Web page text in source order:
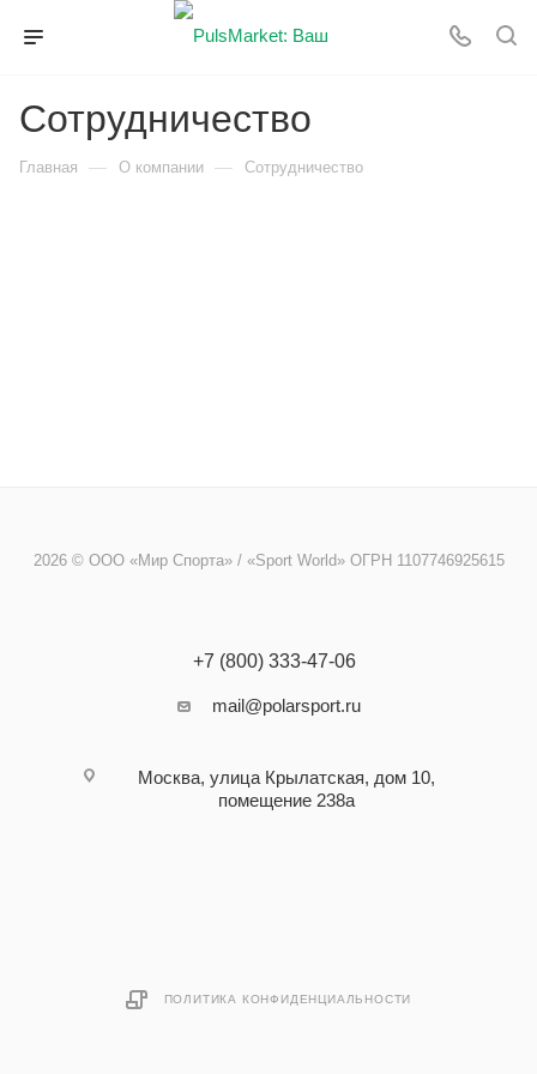
Сотрудничество
Главная — О компании — Сотрудничество
2026 © ООО «Мир Спорта» / «Sport World» ОГРН 1107746925615
+7 (800) 333-47-06
mail@polarsport.ru
Москва, улица Крылатская, дом 10,
помещение 238а
ПОЛИТИКА КОНФИДЕНЦИАЛЬНОСТИ